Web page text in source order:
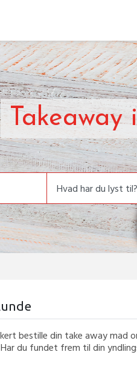
Takeaway
bestille din take away mad
du fundet frem til din